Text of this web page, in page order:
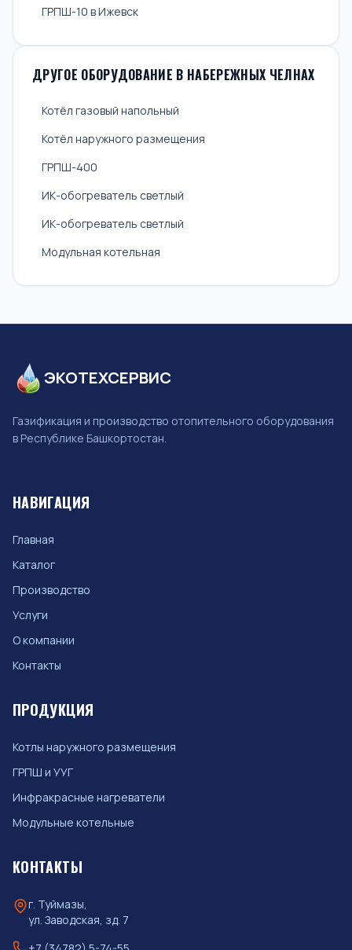
ГРПШ-10 в Ижевск
ДРУГОЕ ОБОРУДОВАНИЕ В НАБЕРЕЖНЫХ ЧЕЛНАХ
Котёл газовый напольный
Котёл наружного размещения
ГРПШ-400
ИК-обогреватель светлый
ИК-обогреватель светлый
Модульная котельная
ЭКОТЕХСЕРВИС
Газификация и производство отопительного оборудования
в Республике Башкортостан.
НАВИГАЦИЯ
Главная
Каталог
Производство
Услуги
О компании
Контакты
ПРОДУКЦИЯ
Котлы наружного размещения
ГРПШ и УУГ
Инфракрасные нагреватели
Модульные котельные
КОНТАКТЫ
г. Туймазы,
ул. Заводская, зд. 7